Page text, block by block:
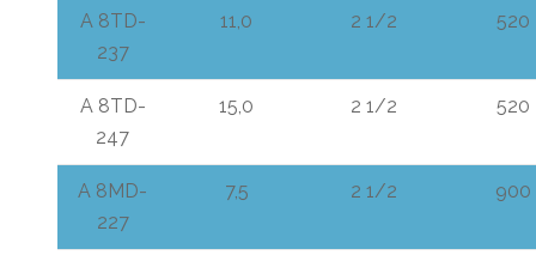
A 8TD-
237
11,0 2 1/2 520
A 8TD-
247
15,0 2 1/2 520
A 8MD-
227
7,5 2 1/2 900